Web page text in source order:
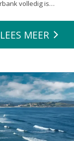
volledig is
dat ze alles
LEES MEER